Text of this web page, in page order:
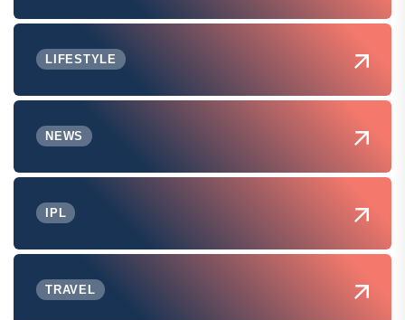
LIFESTYLE
NEWS
IPL
TRAVEL